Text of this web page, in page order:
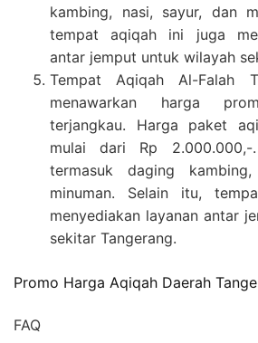
kambing, nasi, sayur, dan
tempat aqiqah ini juga
antar jemput untuk wilayah
Tempat Aqiqah Al-Falah
menawarkan harga
terjangkau. Harga paket
mulai dari Rp
termasuk daging
minuman. Selain itu,
menyediakan layanan antar
sekitar Tangerang.
Promo Harga Aqiqah Daerah
FAQ